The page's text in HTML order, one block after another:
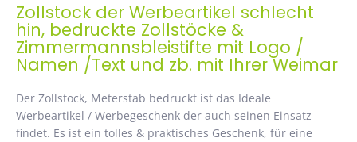
Zollstock der Werbeartikel schlecht
hin, bedruckte Zollstöcke &
Zimmermannsbleistifte mit Logo /
Namen /Text und zb. mit Ihrer Weimar
Der Zollstock, Meterstab bedruckt ist das Ideale
Werbeartikel / Werbegeschenk der auch seinen Einsatz
findet. Es ist ein tolles & praktisches Geschenk, für eine